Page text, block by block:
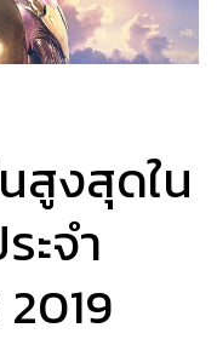
สูงสุดใน
ะจำ